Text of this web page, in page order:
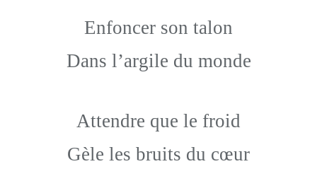
Enfoncer son talon
Dans l’argile du monde
Attendre que le froid
Gèle les bruits du cœur